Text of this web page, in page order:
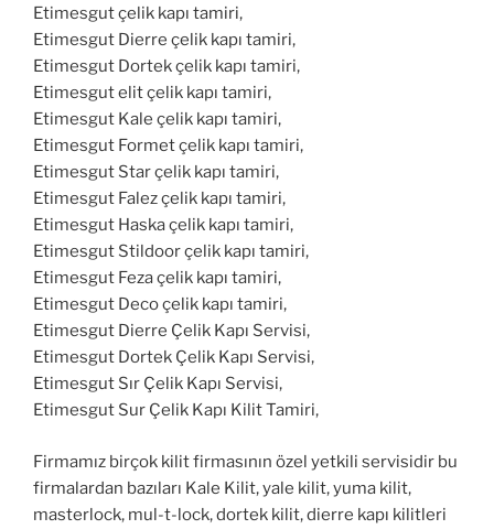
Etimesgut çelik kapı tamiri,
Etimesgut Dierre çelik kapı tamiri,
Etimesgut Dortek çelik kapı tamiri,
Etimesgut elit çelik kapı tamiri,
Etimesgut Kale çelik kapı tamiri,
Etimesgut Formet çelik kapı tamiri,
Etimesgut Star çelik kapı tamiri,
Etimesgut Falez çelik kapı tamiri,
Etimesgut Haska çelik kapı tamiri,
Etimesgut Stildoor çelik kapı tamiri,
Etimesgut Feza çelik kapı tamiri,
Etimesgut Deco çelik kapı tamiri,
Etimesgut Dierre Çelik Kapı Servisi,
Etimesgut Dortek Çelik Kapı Servisi,
Etimesgut Sır Çelik Kapı Servisi,
Etimesgut Sur Çelik Kapı Kilit Tamiri,
Firmamız birçok kilit firmasının özel yetkili servisidir bu
firmalardan bazıları Kale Kilit, yale kilit, yuma kilit,
masterlock, mul-t-lock, dortek kilit, dierre kapı kilitleri